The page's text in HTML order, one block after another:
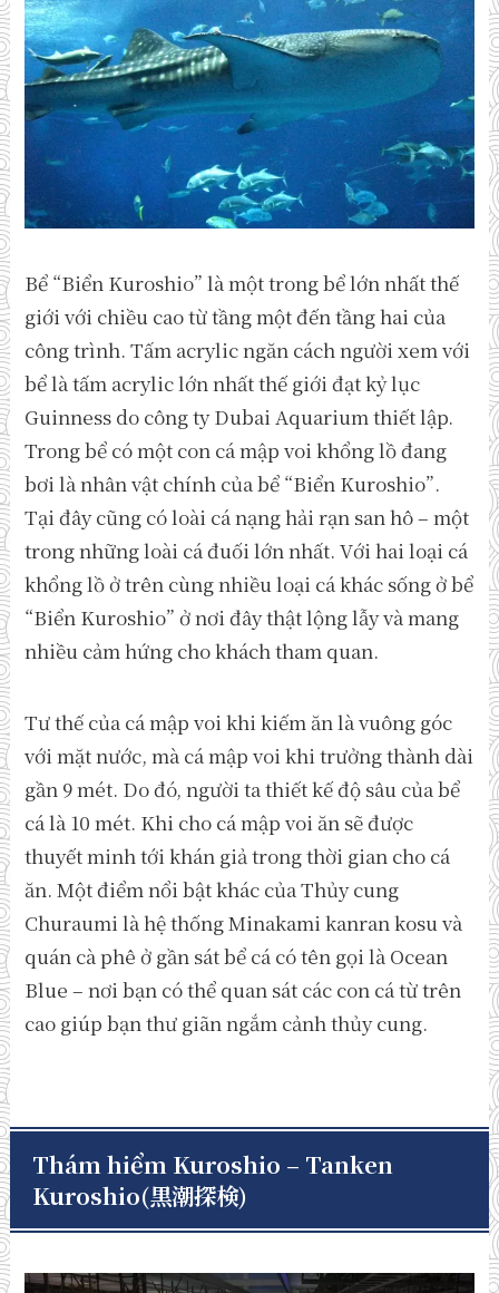
Bể “Biển Kuroshio” là một trong bể lớn nhất thế
giới với chiều cao từ tầng một đến tầng hai của
công trình. Tấm acrylic ngăn cách người xem với
bể là tấm acrylic lớn nhất thế giới đạt kỷ lục
Guinness do công ty Dubai Aquarium thiết lập.
Trong bể có một con cá mập voi khổng lồ đang
bơi là nhân vật chính của bể “Biển Kuroshio”.
Tại đây cũng có loài cá nạng hải rạn san hô – một
trong những loài cá đuối lớn nhất. Với hai loại cá
khổng lồ ở trên cùng nhiều loại cá khác sống ở bể
“Biển Kuroshio” ở nơi đây thật lộng lẫy và mang
nhiều cảm hứng cho khách tham quan.
Tư thế của cá mập voi khi kiếm ăn là vuông góc
với mặt nước, mà cá mập voi khi trưởng thành dài
gần 9 mét. Do đó, người ta thiết kế độ sâu của bể
cá là 10 mét. Khi cho cá mập voi ăn sẽ được
thuyết minh tới khán giả trong thời gian cho cá
ăn. Một điểm nổi bật khác của Thủy cung
Churaumi là hệ thống Minakami kanran kosu và
quán cà phê ở gần sát bể cá có tên gọi là Ocean
Blue – nơi bạn có thể quan sát các con cá từ trên
cao giúp bạn thư giãn ngắm cảnh thủy cung.
Thám hiểm Kuroshio – Tanken
Kuroshio(黒潮探検)